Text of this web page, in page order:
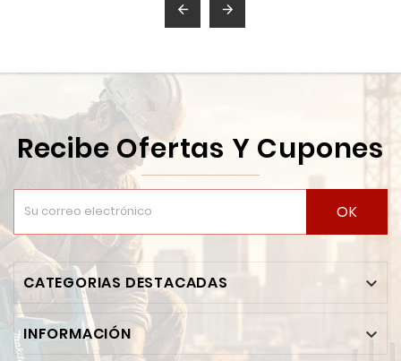
 
Recibe Ofertas Y Cupones
OK
CATEGORIAS DESTACADAS 
INFORMACIÓN 